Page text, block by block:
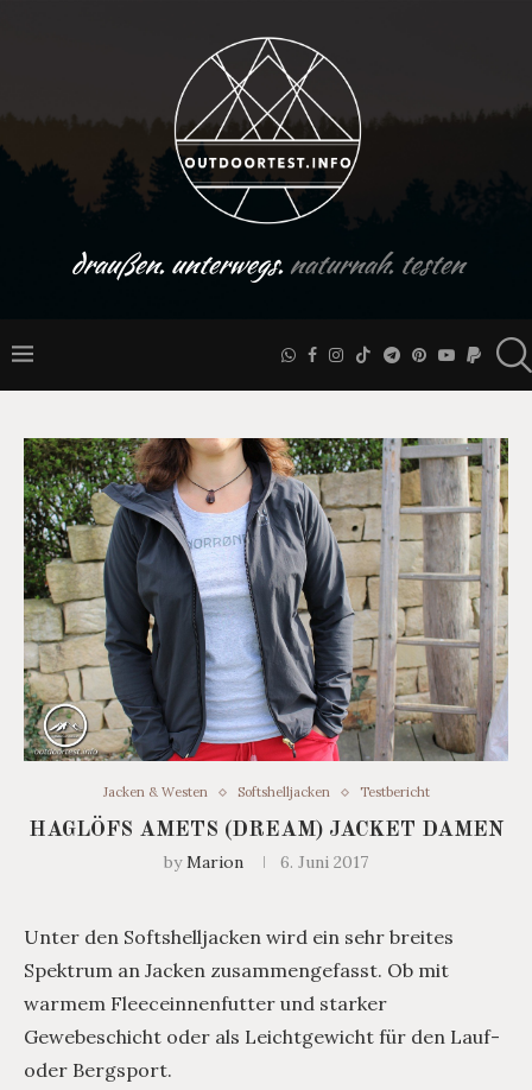
draußen. unterwegs.naturnah. testen
Jacken & Westen Softshelljacken Testbericht
HAGLÖFS AMETS (DREAM) JACKET DAMEN
byMarion 6. Juni 2017
Unter den Softshelljacken wird ein sehr breites
Spektrum an Jacken zusammengefasst. Ob mit
warmem Fleeceinnenfutter und starker
Gewebeschicht oder als Leichtgewicht für den Lauf-
oder Bergsport.